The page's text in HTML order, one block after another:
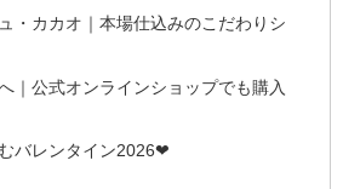
・カカオ｜本場仕込みのこだわりシ
｜公式オンラインショップでも購入
バレンタイン2026❤